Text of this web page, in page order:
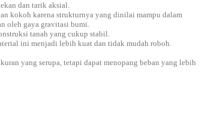
dan tarik aksial.
kokoh karena strukturnya yang dinilai mampu dalam
oleh gaya gravitasi bumi.
tanah yang cukup stabil.
ini menjadi lebih kuat dan tidak mudah roboh.
yang serupa, tetapi dapat menopang beban yang lebih